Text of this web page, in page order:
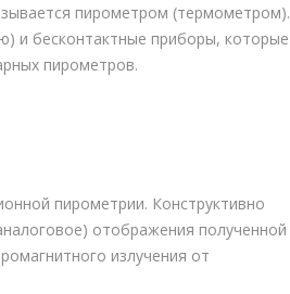
пирометром (термометром).
и бесконтактные приборы, которые
пирометров.
пирометрии. Конструктивно
отображения полученной
излучения от